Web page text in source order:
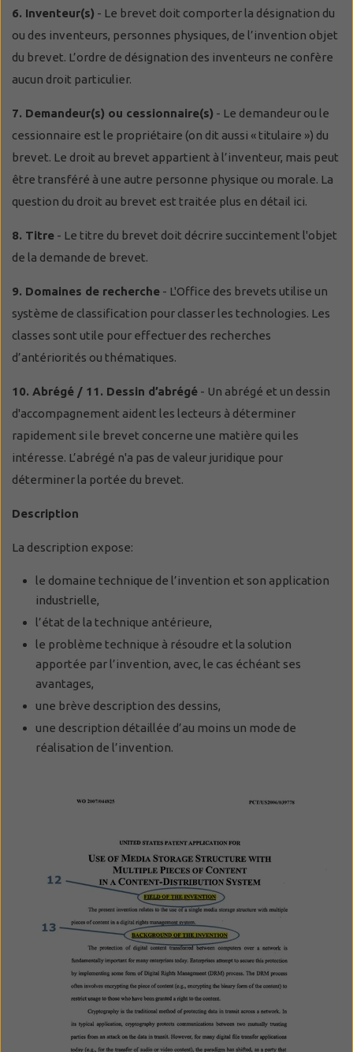
6. Inventeur(s) - Le brevet doit comporter la désignation du
ou des inventeurs, personnes physiques, de l’invention objet
du brevet. L’ordre de désignation des inventeurs ne confère
aucun droit particulier.
7. Demandeur(s) ou cessionnaire(s) - Le demandeur ou le
cessionnaire est le propriétaire (on dit aussi « titulaire ») du
brevet. Le droit au brevet appartient à l’inventeur, mais peut
être transféré à une autre personne physique ou morale. La
question du droit au brevet est traitée plus en détail ici.
8. Titre - Le titre du brevet doit décrire succintement l'objet
de la demande de brevet.
9. Domaines de recherche - L'Office des brevets utilise un
système de classification pour classer les technologies. Les
classes sont utile pour effectuer des recherches
d’antériorités ou thématiques.
10. Abrégé / 11. Dessin d’abrégé - Un abrégé et un dessin
d'accompagnement aident les lecteurs à déterminer
rapidement si le brevet concerne une matière qui les
intéresse. L’abrégé n'a pas de valeur juridique pour
déterminer la portée du brevet.
Description
La description expose:
le domaine technique de l’invention et son application
industrielle,
l’état de la technique antérieure,
le problème technique à résoudre et la solution
apportée par l’invention, avec, le cas échéant ses
avantages,
une brève description des dessins,
une description détaillée d’au moins un mode de
réalisation de l’invention.